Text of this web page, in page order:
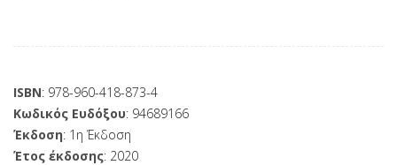
ISBN: 978-960-418-873-4
Κωδικός Ευδόξου: 94689166
Έκδοση: 1η Έκδοση
Έτος έκδοσης: 2020